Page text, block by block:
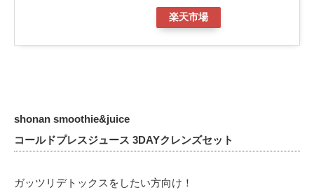
楽天市場
shonan smoothie&juice
コールドプレスジュース 3DAYクレンズセット
ガッツリデトックスをしたい方向け！